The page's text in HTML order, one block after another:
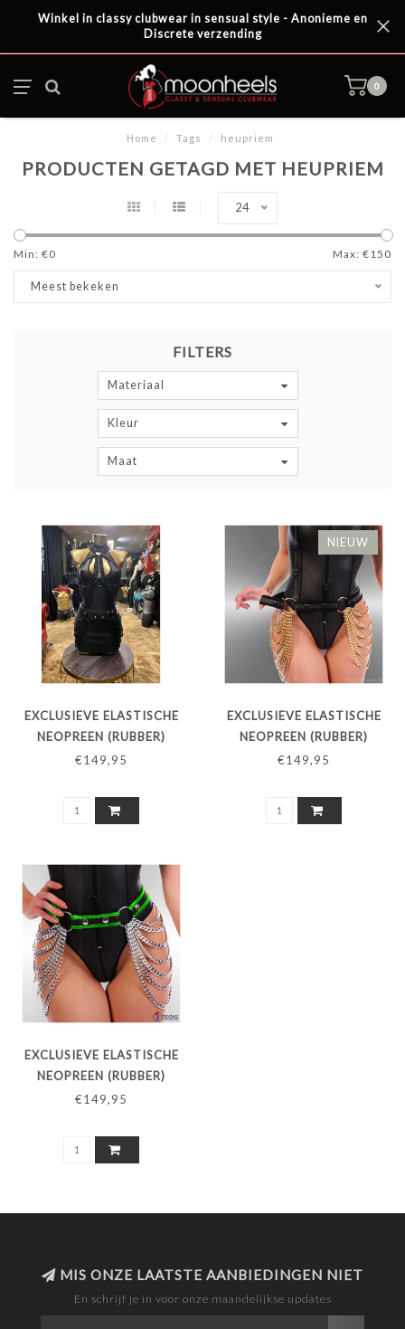
Winkel in classy clubwear in sensual style - Anonieme en
Discrete verzending
0
Home / Tags / heupriem
PRODUCTEN GETAGD MET HEUPRIEM
24
Min: €0 Max: €150
Meest bekeken
FILTERS
Materiaal
Kleur
Maat
EXCLUSIEVE ELASTISCHE
NEOPREEN (RUBBER)
HEUPRIEM MET ZWARTE
€149,95
NIEUW
EXCLUSIEVE ELASTISCHE
NEOPREEN (RUBBER)
HEUPRIEM MET
KETTINGEN
€149,95
EXCLUSIEVE ELASTISCHE
NEOPREEN (RUBBER)
HEUPRIEM MET KETTINGEN
€149,95
MIS ONZE LAATSTE AANBIEDINGEN NIET
En schrijf je in voor onze maandelijkse updates